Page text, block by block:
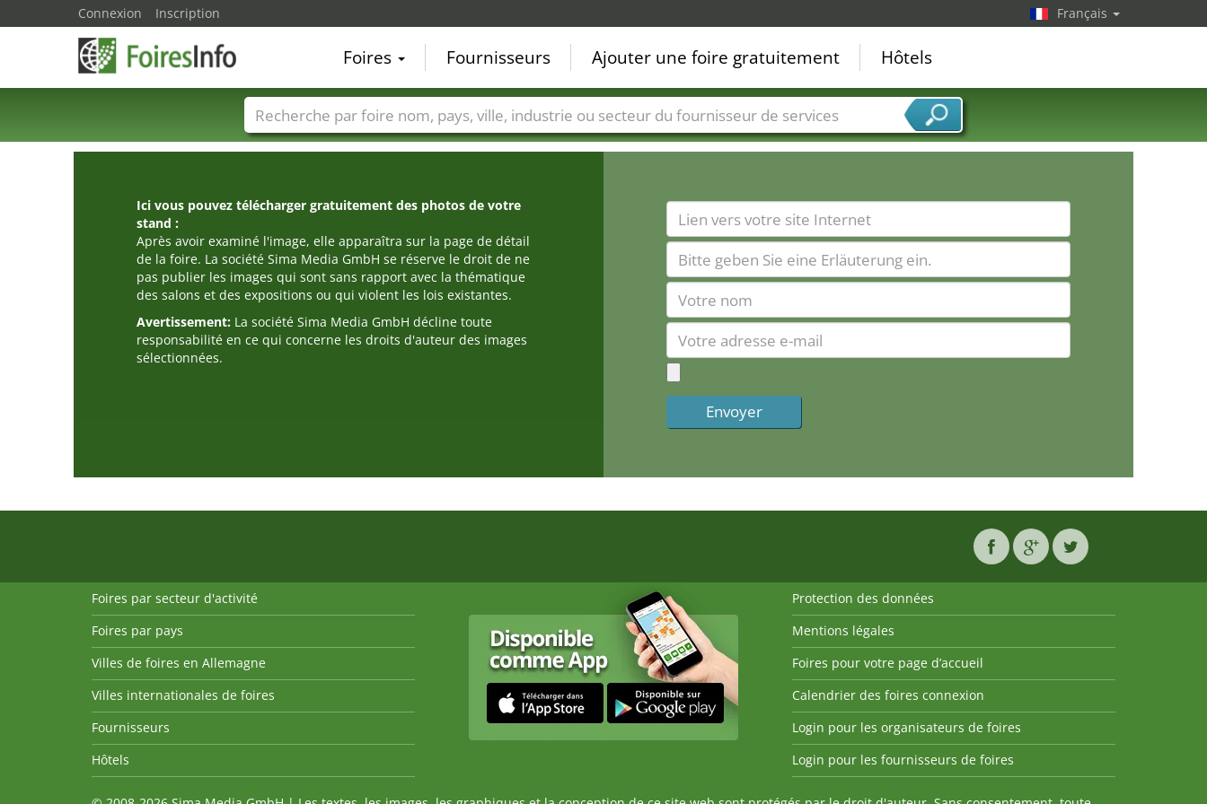
Ici vous pouvez télécharger gratuitement des photos de votre
stand :
Après avoir examiné l'image, elle apparaîtra sur la page de détail
de la foire. La société Sima Media GmbH se réserve le droit de ne
pas publier les images qui sont sans rapport avec la thématique
des salons et des expositions ou qui violent les lois existantes.
Avertissement: La société Sima Media GmbH décline toute
responsabilité en ce qui concerne les droits d'auteur des images
sélectionnées.
Connexion Inscription Français
Foires Fournisseurs Ajouter une foire gratuitement Hôtels
Foire noms Pays Villes Secteurs de foire Secteurs du fournisseur de services
Foires par secteur d'activité
Foires par pays
Villes de foires en Allemagne
Villes internationales de foires
Fournisseurs
Hôtels
Protection des données
Mentions légales
Foires pour votre page d’accueil
Calendrier des foires connexion
Login pour les organisateurs de foires
Login pour les fournisseurs de foires